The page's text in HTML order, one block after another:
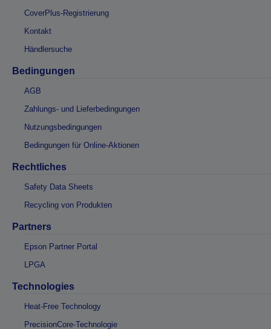
CoverPlus-Registrierung
Kontakt
Händlersuche
Bedingungen
AGB
Zahlungs- und Lieferbedingungen
Nutzungsbedingungen
Bedingungen für Online-Aktionen
Rechtliches
Safety Data Sheets
Recycling von Produkten
Partners
Epson Partner Portal
LPGA
Technologies
Heat-Free Technology
PrecisionCore-Technologie